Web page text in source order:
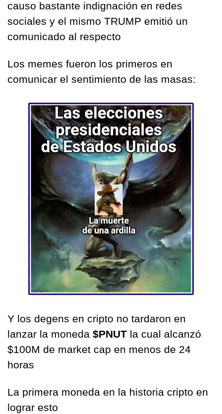
causo bastante indignación en redes
sociales y el mismo TRUMP emitió un
comunicado al respecto
Los memes fueron los primeros en
comunicar el sentimiento de las masas:
Y los degens en cripto no tardaron en
lanzar la moneda $PNUT la cual alcanzó
$100M de market cap en menos de 24
horas
La primera moneda en la historia cripto en
lograr esto